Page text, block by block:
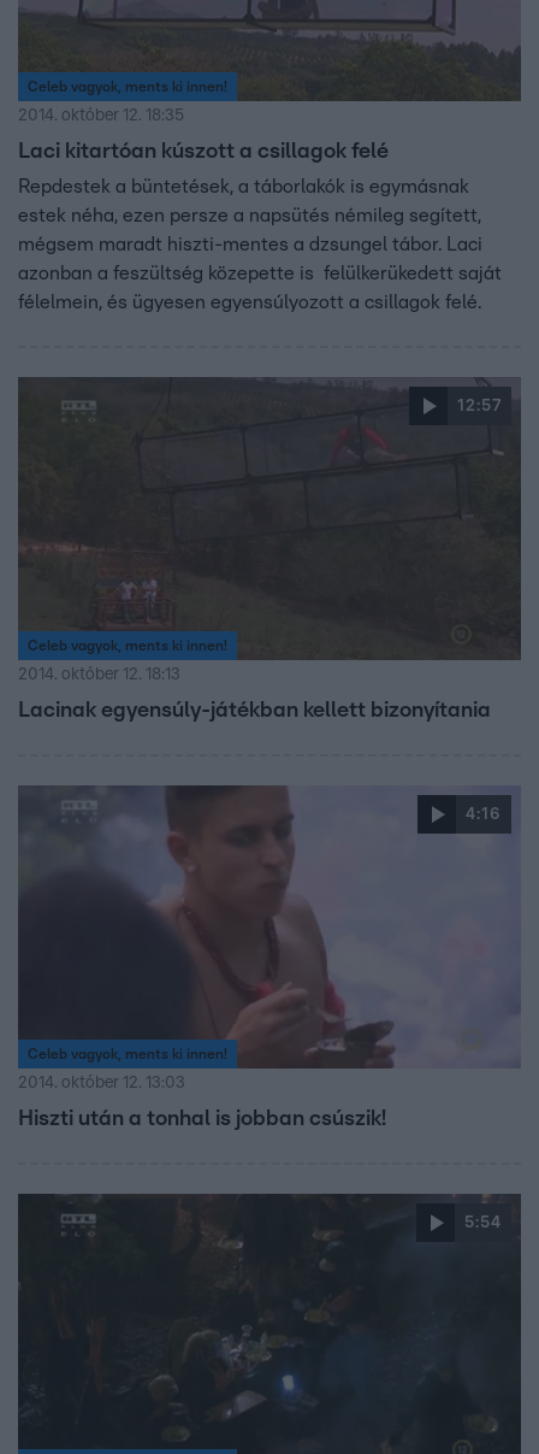
Celeb vagyok, ments ki innen!
2014. október 12. 18:35
Laci kitartóan kúszott a csillagok felé
Repdestek a büntetések, a táborlakók is egymásnak
estek néha, ezen persze a napsütés némileg segített,
mégsem maradt hiszti-mentes a dzsungel tábor. Laci
azonban a feszültség közepette is felülkerükedett saját
félelmein, és ügyesen egyensúlyozott a csillagok felé.
12:57
Celeb vagyok, ments ki innen!
2014. október 12. 18:13
Lacinak egyensúly-játékban kellett bizonyítania
4:16
Celeb vagyok, ments ki innen!
2014. október 12. 13:03
Hiszti után a tonhal is jobban csúszik!
5:54